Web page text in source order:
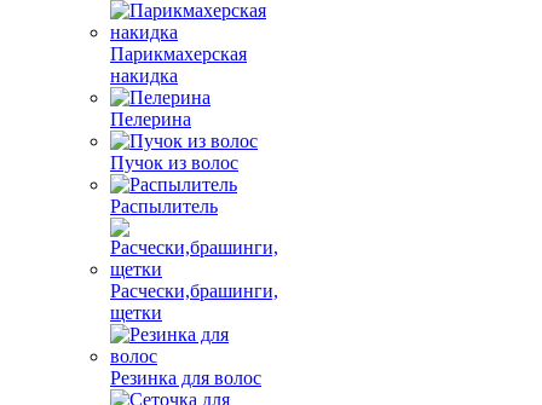
Парикмахерская
накидка
Пелерина
Пучок из волос
Распылитель
Расчески,брашинги,
щетки
Резинка для волос